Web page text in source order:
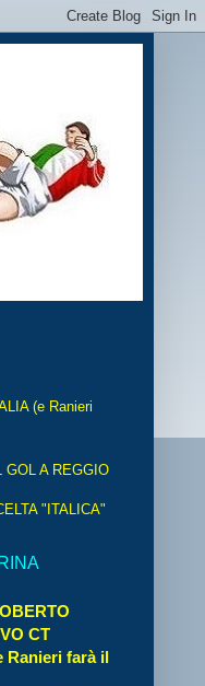
(e Ranieri
GOL A REGGIO
"ITALICA"
CT
Ranieri farà il